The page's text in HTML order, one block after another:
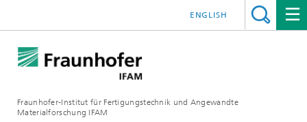
Fraunhofer-Institut für Fertigungstechnik und Angewandte
Materialforschung IFAM
ENGLISH